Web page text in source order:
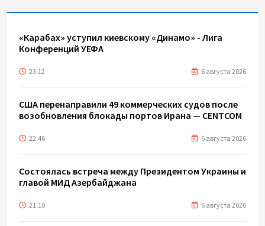
«Карабах» уступил киевскому «Динамо» - Лига
Конференций УЕФА
23:12 6 августа 2026
США перенаправили 49 коммерческих судов после
возобновления блокады портов Ирана — CENTCOM
22:46 6 августа 2026
Состоялась встреча между Президентом Украины и
главой МИД Азербайджана
21:10 6 августа 2026